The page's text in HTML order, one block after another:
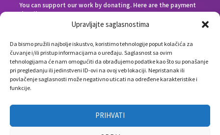
Upravljajte saglasnostima
Da bismo pružili najbolje iskustvo, koristimo tehnologije poput kolačića za
čuvanje i/ili pristup informacijama o uređaju. Saglasnost sa ovim
tehnologijama će nam omogućiti da obrađujemo podatke kao što su ponašanje
pri pregledanju ili jedinstveni ID-ovi na ovoj veb lokaciji. Nepristanak ili
povlačenje saglasnosti može negativno uticati na određene karakteristike i
funkcije.
PRIHVATI
You can support our work by donating. Here are the payment
details:
Beneficiary bank: Raiffeisen Bank d.d. Bosna i Hercegovina,
End beneficiary: Društvo Nauka i svijet, Envera Šehovića 58,
71000 Sarajevo, Bosnia and Herzegovina
IBAN: BA391610000183780188
SWIFT: RZBABA2S
Please note the payment purpose as “Donation”
Thank you!